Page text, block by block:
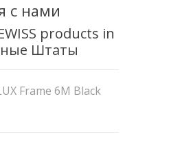
с нами
products in
Штаты
Frame 6M Black